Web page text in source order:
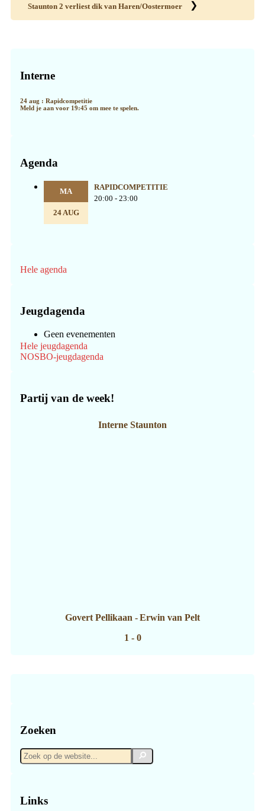
Staunton 2 verliest dik van Haren/Oostermoer ❯
Sidebar
Interne
24 aug : Rapidcompetitie
Meld je aan voor 19:45 om mee te spelen.
Agenda
MA
24 AUG
RAPIDCOMPETITIE
20:00 - 23:00
Hele agenda
Jeugdagenda
Geen evenementen
Hele jeugdagenda
NOSBO-jeugdagenda
Partij van de week!
Interne Staunton
Govert Pellikaan - Erwin van Pelt
1 - 0
Zoeken
Zoek
op
Zoek
Links